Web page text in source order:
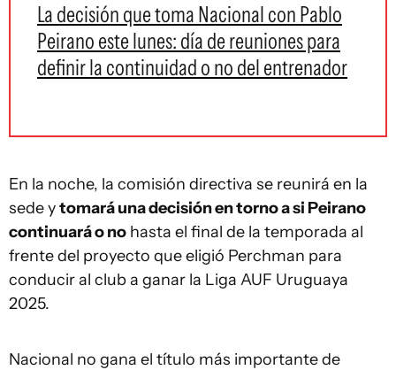
La decisión que toma Nacional con Pablo
Peirano este lunes: día de reuniones para
definir la continuidad o no del entrenador
En la noche, la comisión directiva se reunirá en la
sede ytomará una decisión en torno a si Peirano
continuará o no hasta el final de la temporada al
frente del proyecto que eligió Perchman para
conducir al club a ganar la Liga AUF Uruguaya
2025.
Nacional no gana el título más importante de